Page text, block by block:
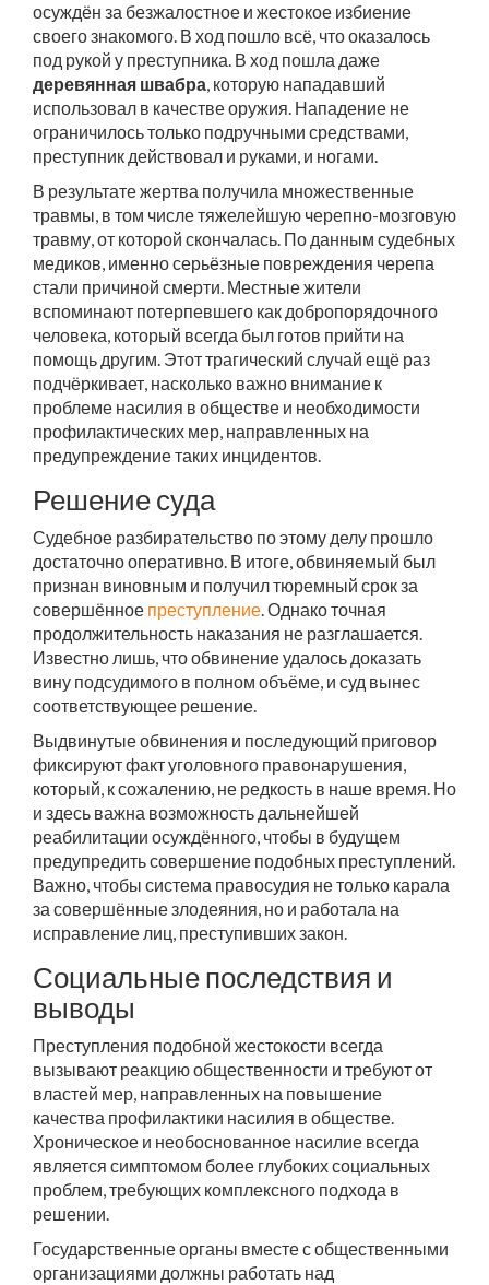
осуждён за безжалостное и жестокое избиение
своего знакомого. В ход пошло всё, что оказалось
под рукой у преступника. В ход пошла даже
деревянная швабра, которую нападавший
использовал в качестве оружия. Нападение не
ограничилось только подручными средствами,
преступник действовал и руками, и ногами.
В результате жертва получила множественные
травмы, в том числе тяжелейшую черепно-мозговую
травму, от которой скончалась. По данным судебных
медиков, именно серьёзные повреждения черепа
стали причиной смерти. Местные жители
вспоминают потерпевшего как добропорядочного
человека, который всегда был готов прийти на
помощь другим. Этот трагический случай ещё раз
подчёркивает, насколько важно внимание к
проблеме насилия в обществе и необходимости
профилактических мер, направленных на
предупреждение таких инцидентов.
Решение суда
Судебное разбирательство по этому делу прошло
достаточно оперативно. В итоге, обвиняемый был
признан виновным и получил тюремный срок за
совершённое преступление. Однако точная
продолжительность наказания не разглашается.
Известно лишь, что обвинение удалось доказать
вину подсудимого в полном объёме, и суд вынес
соответствующее решение.
Выдвинутые обвинения и последующий приговор
фиксируют факт уголовного правонарушения,
который, к сожалению, не редкость в наше время. Но
и здесь важна возможность дальнейшей
реабилитации осуждённого, чтобы в будущем
предупредить совершение подобных преступлений.
Важно, чтобы система правосудия не только карала
за совершённые злодеяния, но и работала на
исправление лиц, преступивших закон.
Социальные последствия и
выводы
Преступления подобной жестокости всегда
вызывают реакцию общественности и требуют от
властей мер, направленных на повышение
качества профилактики насилия в обществе.
Хроническое и необоснованное насилие всегда
является симптомом более глубоких социальных
проблем, требующих комплексного подхода в
решении.
Государственные органы вместе с общественными
организациями должны работать над